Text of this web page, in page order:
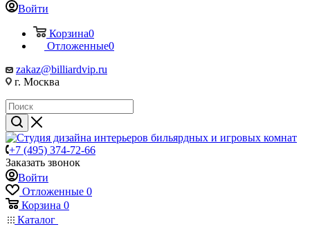
Войти
Корзина0
Отложенные0
zakaz@billiardvip.ru
г. Москва
+7 (495) 374-72-66
Заказать звонок
Войти
Отложенные 0
Корзина 0
Каталог